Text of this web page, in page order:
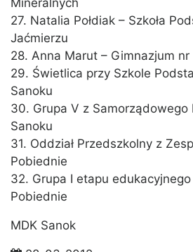
Mineralnych
27. Natalia Połdiak – Szkoła
Jaćmierzu
28. Anna Marut – Gimnazjum
29. Świetlica przy Szkole
Sanoku
30. Grupa V z Samorządowego
Sanoku
31. Oddział Przedszkolny z
Pobiednie
32. Grupa I etapu
Pobiednie
MDK Sanok